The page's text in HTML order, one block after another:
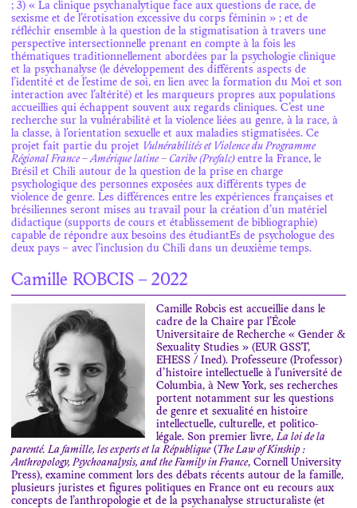
; 3) « La clinique psychanalytique face aux questions de race, de
sexisme et de l’érotisation excessive du corps féminin » ; et de
réfléchir ensemble à la question de la stigmatisation à travers une
perspective intersectionnelle prenant en compte à la fois les
thématiques traditionnellement abordées par la psychologie clinique
et la psychanalyse (le développement des différents aspects de
l’identité et de l’estime de soi, en lien avec la formation du Moi et son
interaction avec l’altérité) et les marqueurs propres aux populations
accueillies qui échappent souvent aux regards cliniques. C’est une
recherche sur la vulnérabilité et la violence liées au genre, à la race, à
la classe, à l’orientation sexuelle et aux maladies stigmatisées. Ce
projet fait partie du projet Vulnérabilités et Violence du Programme
Régional France – Amérique latine – Caribe (Prefalc) entre la France, le
Brésil et Chili autour de la question de la prise en charge
psychologique des personnes exposées aux différents types de
violence de genre. Les différences entre les expériences françaises et
brésiliennes seront mises au travail pour la création d’un matériel
didactique (supports de cours et établissement de bibliographie)
capable de répondre aux besoins des étudiantEs de psychologue des
deux pays – avec l’inclusion du Chili dans un deuxième temps.
Camille ROBCIS – 2022
Camille Robcis est accueillie dans le
cadre de la Chaire par l’École
Universitaire de Recherche « Gender &
Sexuality Studies » (EUR GSST,
EHESS / Ined). Professeure (Professor)
d’histoire intellectuelle à l’université de
Columbia, à New York, ses recherches
portent notamment sur les questions
de genre et sexualité en histoire
intellectuelle, culturelle, et politico-
légale. Son premier livre,La loi de la
parenté. La famille, les experts et la République(The Law of Kinship :
Anthropology, Psychoanalysis, and the Family in France, Cornell University
Press), examine comment lors des débats récents autour de la famille,
plusieurs juristes et figures politiques en France ont eu recours aux
concepts de l’anthropologie et de la psychanalyse structuraliste (et